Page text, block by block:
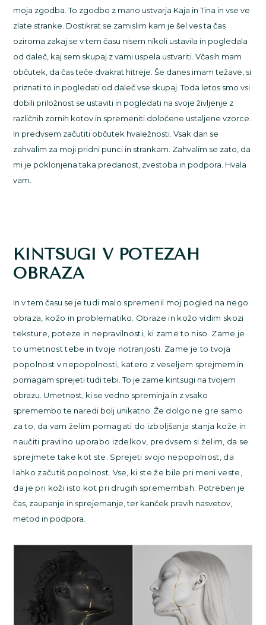
moja zgodba. To zgodbo z mano ustvarja Kaja in Tina in vse ve
zlate stranke. Dostikrat se zamislim kam je šel ves ta čas
oziroma zakaj se v tem času nisem nikoli ustavila in pogledala
od daleč, kaj sem skupaj z vami uspela ustvariti. Včasih mam
občutek, da čas teče dvakrat hitreje. Še danes imam težave, si
priznati to in pogledati od daleč vse skupaj. Toda letos smo vsi
dobili priložnost se ustaviti in pogledati na svoje življenje z
različnih zornih kotov in spremeniti določene ustaljene vzorce.
In predvsem začutiti občutek hvaležnosti. Vsak dan se
zahvalim za moji pridni punci in strankam. Zahvalim se zato, da
mi je poklonjena taka predanost, zvestoba in podpora. Hvala
vam.
KINTSUGI V POTEZAH
OBRAZA
In v tem času se je tudi malo spremenil moj pogled na nego
obraza, kožo in problematiko. Obraze in kožo vidim skozi
teksture, poteze in nepravilnosti, ki zame to niso. Zame je
to umetnost tebe in tvoje notranjosti. Zame je to tvoja
popolnost v nepopolnosti, katero z veseljem sprejmem in
pomagam sprejeti tudi tebi. To je zame kintsugi na tvojem
obrazu. Umetnost, ki se vedno spreminja in z vsako
spremembo te naredi bolj unikatno. Že dolgo ne gre samo
za to, da vam želim pomagati do izboljšanja stanja kože in
naučiti pravilno uporabo izdelkov, predvsem si želim, da se
sprejmete take kot ste. Sprejeti svojo nepopolnost, da
lahko začutiš popolnost. Vse, ki ste že bile pri meni veste,
da je pri koži isto kot pri drugih spremembah. Potreben je
čas, zaupanje in sprejemanje, ter kanček pravih nasvetov,
metod in podpora.